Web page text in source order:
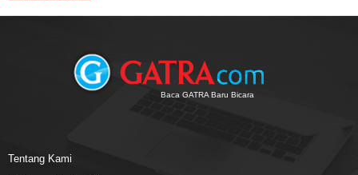
Baca GATRA Baru Bicara
Tentang Kami